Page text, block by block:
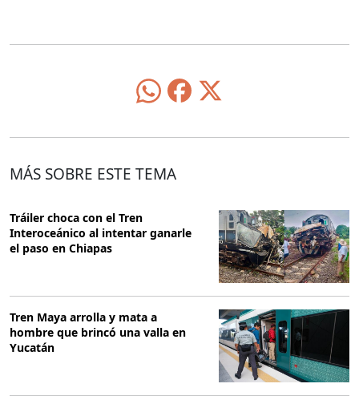
MÁS SOBRE ESTE TEMA
Tráiler choca con el Tren
Interoceánico al intentar ganarle
el paso en Chiapas
Tren Maya arrolla y mata a
hombre que brincó una valla en
Yucatán